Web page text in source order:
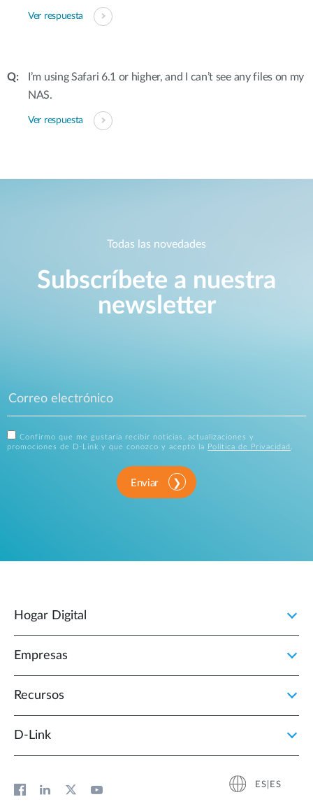
Ver respuesta
I’m using Safari 6.1 or higher, and I can’t see any files on my
NAS.
Ver respuesta
Todas las novedades
Subscríbete a nuestra
newsletter
Confirmo que me gustaría recibir noticias, actualizaciones y
promociones de D-Link y que conozco y acepto la
Política de Privacidad .
Enviar
Hogar Digital
Empresas
Recursos
D‑Link
ES|ES